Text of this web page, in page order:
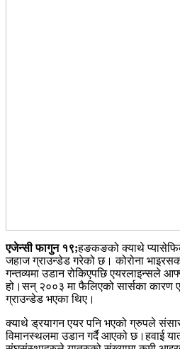
एजेन्सी फागुन १९;हङकङको क्याथे
जहाज ग्राउन्डेड गरेको छ। कोरोना
गन्तव्यमा उडान रोकिएपछि एयरलाइन्सले
हो।सन् २००३ मा फैलिएको सार्सका कारण
ग्राउन्डेड भएका थिए।
क्याथे ड्रयागन एयर पनि भएको ग्रुपले
विमानस्थलमा उडान गर्दै आएको छ।हवाई